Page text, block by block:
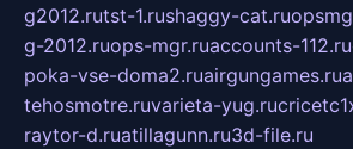
g2012.rutst-1.rushaggy-cat.ru
g-2012.ruops-mgr.ruaccounts-112.ru
poka-vse-doma2.ruairgungames.ru
tehosmotre.ruvarieta-yug.ru
raytor-d.ruatillagunn.ru3d-file.ru